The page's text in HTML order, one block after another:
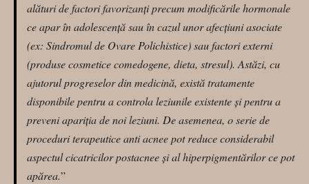
alături de factori favorizanți precum modificările hormonale
ce apar în adolescență sau în cazul unor afecțiuni asociate
(ex: Sindromul de Ovare Polichistice) sau factori externi
(produse cosmetice comedogene, dieta, stresul). Astăzi, cu
ajutorul progreselor din medicină, există tratamente
disponibile pentru a controla leziunile existente și pentru a
preveni apariția de noi leziuni. De asemenea, o serie de
proceduri terapeutice anti acnee pot reduce considerabil
aspectul cicatricilor postacnee și al hiperpigmentărilor ce pot
apărea.”